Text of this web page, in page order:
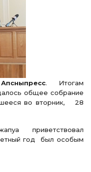
. Итогам
общее собрание
во вторник, 28
приветствовал
год был особым